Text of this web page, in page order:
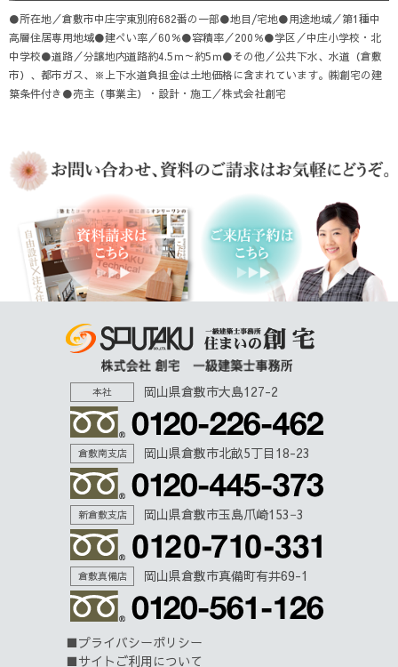
●所在地／倉敷市中庄字東別府682番の一部●地目/宅地●用途地域／第1種中
高層住居専用地域●建ぺい率／60％●容積率／200％●学区／中庄小学校・北
中学校●道路／分譲地内道路約4.5ｍ～約5ｍ●その他／公共下水、水道（倉敷
市）、都市ガス、※上下水道負担金は土地価格に含まれています。㈱創宅の建
築条件付き●売主（事業主）・設計・施工／株式会社創宅
本社 岡山県倉敷市大島127-2
倉敷南支店 岡山県倉敷市北畝5丁目18-23
新倉敷支店 岡山県倉敷市玉島爪崎153−3
倉敷真備店 岡山県倉敷市真備町有井69-1
プライバシーポリシー
サイトご利用について